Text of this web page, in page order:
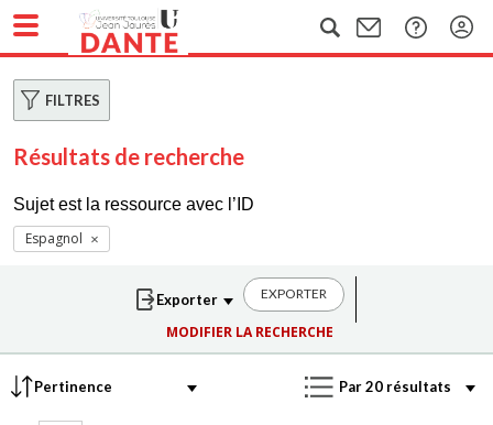
FILTRES
Résultats de recherche
Sujet est la ressource avec l’ID
Espagnol
EXPORTER
MODIFIER LA RECHERCHE